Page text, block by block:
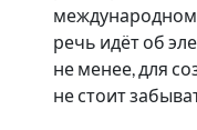
международном
речь идёт об
не менее, для
не стоит